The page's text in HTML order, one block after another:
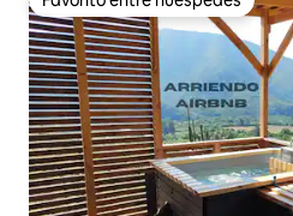
Favorito entre huéspedes